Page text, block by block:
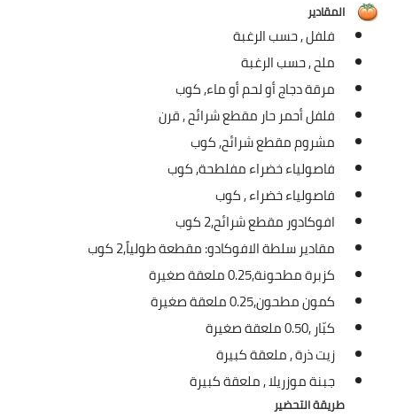
أطباق عيد الأضحي
مشروب وحلا
مشروبات
المقادير
فلفل ,حسب الرغبة
ملح ,حسب الرغبة
مرقة دجاج أو لحم أو ماء,كوب
فلفل أحمر حار مقطع شرائح ,قرن
مشروم مقطع شرائح,كوب
فاصولياء خضراء مفلطحة,كوب
فاصولياء خضراء ,كوب
افوكادور مقطع شرائح,2 كوب
مقادير سلطة الافوكادو: مقطعة طولياً,2 كوب
كزبرة مطحونة,0.25 ملعقة صغيرة
كمون مطحون,0.25 ملعقة صغيرة
كبّار ,0.50 ملعقة صغيرة
زيت ذرة ,ملعقة كبيرة
جبنة موزريلا ,ملعقة كبيرة
طريقة التحضير